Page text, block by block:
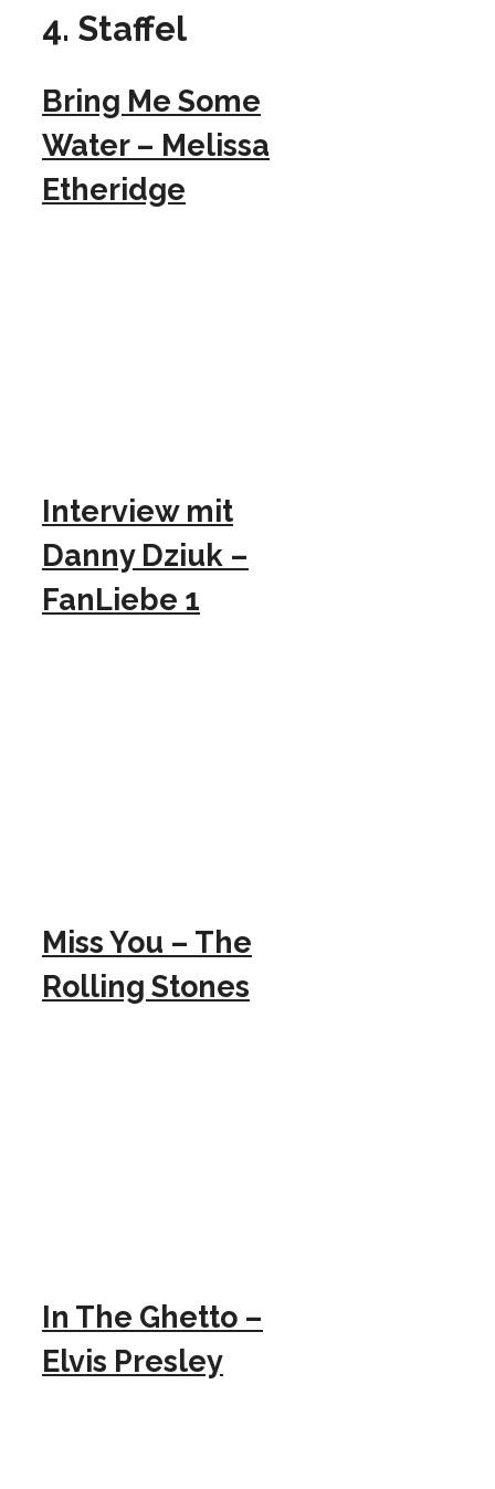
4. Staffel
Bring Me Some
Water – Melissa
Etheridge
Interview mit
Danny Dziuk –
FanLiebe 1
Miss You – The
Rolling Stones
In The Ghetto –
Elvis Presley